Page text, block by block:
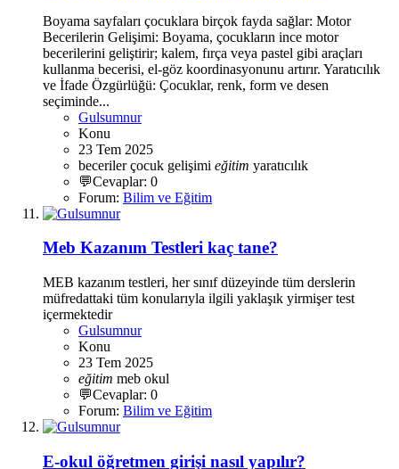
Boyama sayfaları çocuklara birçok fayda sağlar: Motor
Becerilerin Gelişimi: Boyama, çocukların ince motor
becerilerini geliştirir; kalem, fırça veya pastel gibi araçları
kullanma becerisi, el-göz koordinasyonunu artırır. Yaratıcılık
ve İfade Özgürlüğü: Çocuklar, renk, form ve desen
seçiminde...
Gulsumnur
Konu
23 Tem 2025
becerilerçocuk gelişimi eğitim yaratıcılık
💬Cevaplar: 0
Forum: Bilim ve Eğitim
Meb Kazanım Testleri kaç tane?
MEB kazanım testleri, her sınıf düzeyinde tüm derslerin
müfredattaki tüm konularıyla ilgili yaklaşık yirmişer test
içermektedir
Gulsumnur
Konu
23 Tem 2025
eğitim meb okul
💬Cevaplar: 0
Forum: Bilim ve Eğitim
E-okul öğretmen girişi nasıl yapılır?